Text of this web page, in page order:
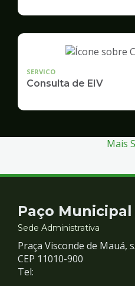
SERVICO
Consulta de EIV
Mais
Contato
e
Redes
Paço Municipal
Sede Administrativa
Praça Visconde de Mauá,
CEP 11010-900
Tel: